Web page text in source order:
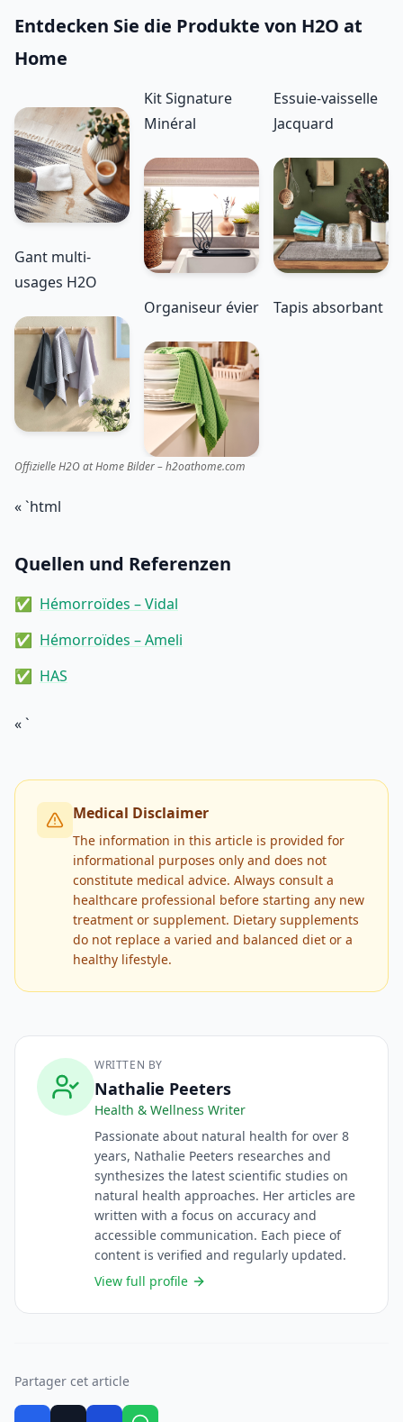
Entdecken Sie die Produkte von H2O at
Home
Gant multi-
usages H2O
Kit Signature
Minéral
Organiseur évier
Essuie-vaisselle
Jacquard
Tapis absorbant
Offizielle H2O at Home Bilder – h2oathome.com
« `html
Quellen und Referenzen
Hémorroïdes – Vidal
Hémorroïdes – Ameli
HAS
« `
Medical Disclaimer
The information in this article is provided for
informational purposes only and does not
constitute medical advice. Always consult a
healthcare professional before starting any new
treatment or supplement. Dietary supplements
do not replace a varied and balanced diet or a
healthy lifestyle.
WRITTEN BY
Nathalie Peeters
Health & Wellness Writer
Passionate about natural health for over 8
years, Nathalie Peeters researches and
synthesizes the latest scientific studies on
natural health approaches. Her articles are
written with a focus on accuracy and
accessible communication. Each piece of
content is verified and regularly updated.
View full profile
Partager cet article